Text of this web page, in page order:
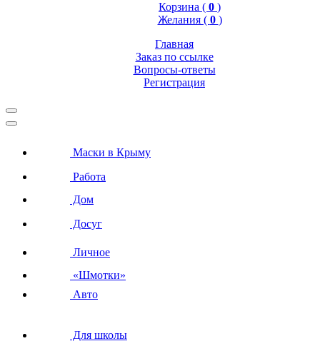
Корзина ( 0 )
Желания ( 0 )
Главная
Заказ по ссылке
Вопросы-ответы
Регистрация
Маски в Крыму
Работа
Дом
Досуг
Личное
«Шмотки»
Авто
Для школы